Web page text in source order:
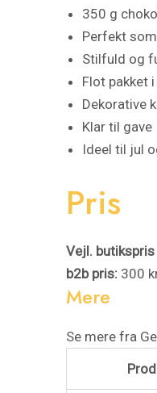
350 g
Perfekt
Stilfuld og
Flot pakket
Dekorative
Klar til gave
Ideel til jul
Pris
Vejl. butikspris
b2b pris: 300
Mere
Se mere fra